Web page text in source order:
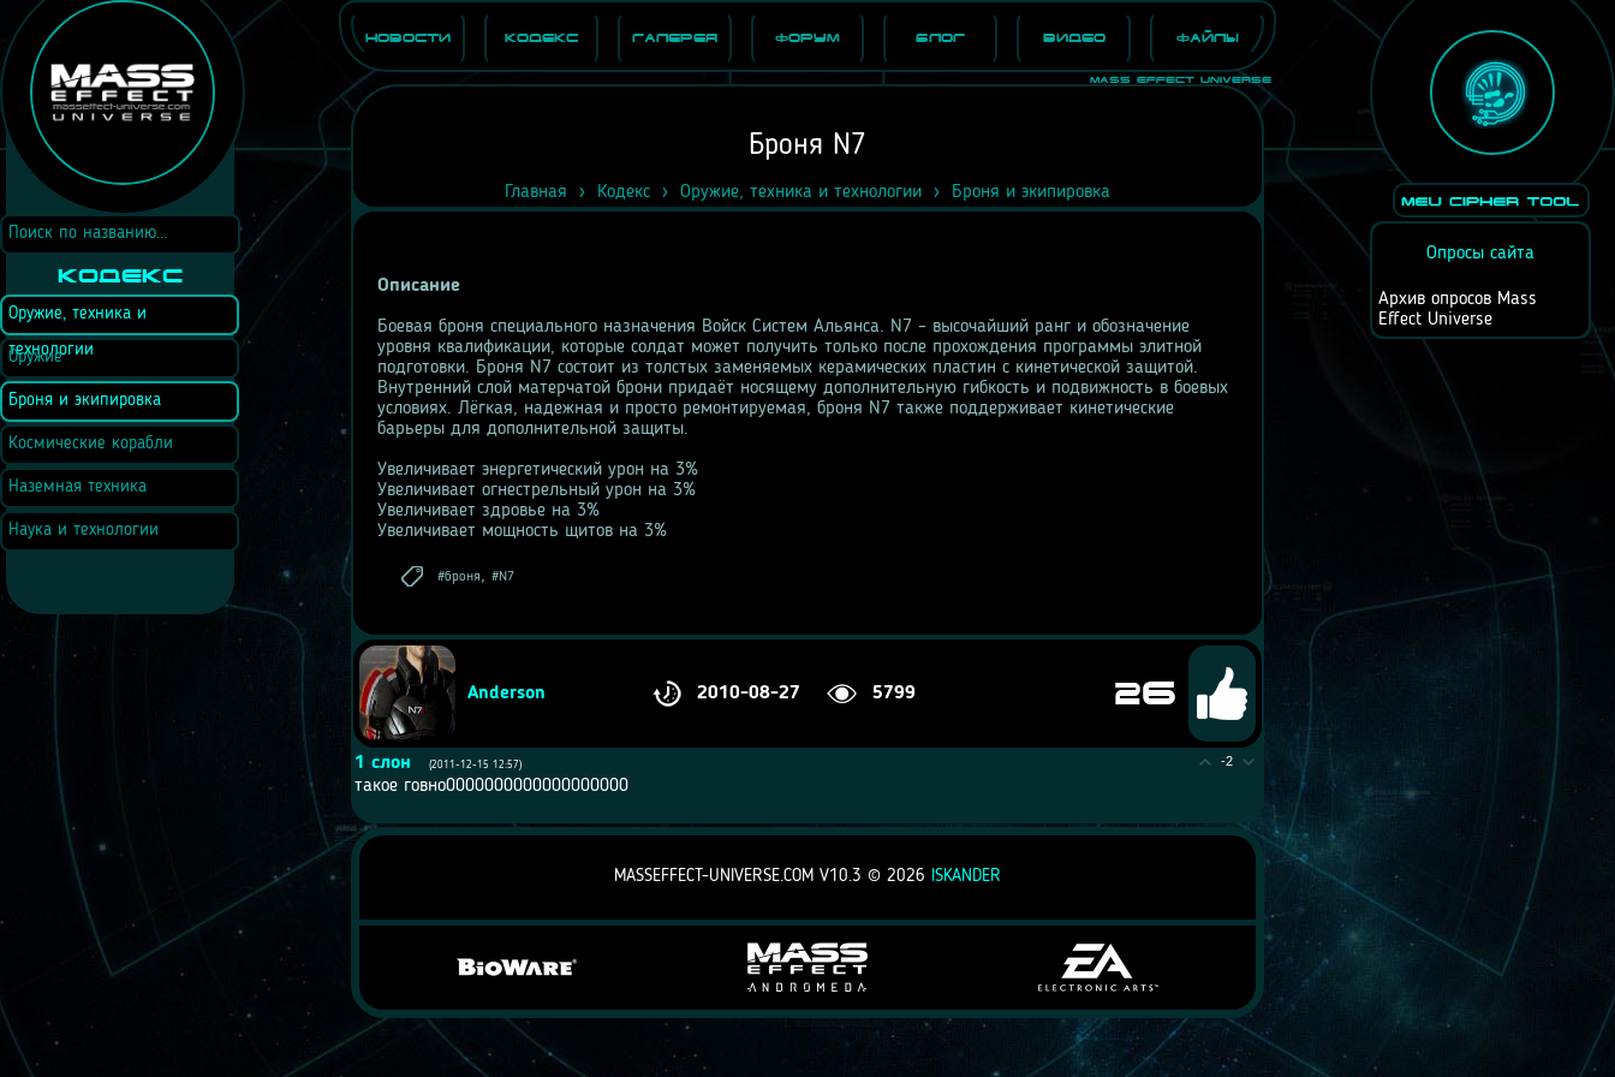
Mass Effect Universe
Новости Кодекс Галерея Форум Блог Видео Файлы
Главная Кодекс Оружие, техника и технологии Броня и экипировка
Броня N7
Описание
Боевая броня специального назначения Войск Систем Альянса. N7 – высочайший ранг и обозначение
уровня квалификации, которые солдат может получить только после прохождения программы элитной
подготовки. Броня N7 состоит из толстых заменяемых керамических пластин с кинетической защитой.
Внутренний слой матерчатой брони придаёт носящему дополнительную гибкость и подвижность в боевых
условиях. Лёгкая, надежная и просто ремонтируемая, броня N7 также поддерживает кинетические
барьеры для дополнительной защиты.
Увеличивает энергетический урон на 3%
Увеличивает огнестрельный урон на 3%
Увеличивает здровье на 3%
Увеличивает мощность щитов на 3%
броня, N7
Anderson 2010-08-27 5799 26
-2
1 слон (2011-12-15 12:57)
такое говно0000000000000000000
Кодекс
Оружие, техника и
технологии
Оружие
Броня и экипировка
Космические корабли
Наземная техника
Наука и технологии
Опросы сайта
Архив опросов Mass
Effect Universe
MASSEFFECT-UNIVERSE.COM V10.3 © 2026 ISKANDER